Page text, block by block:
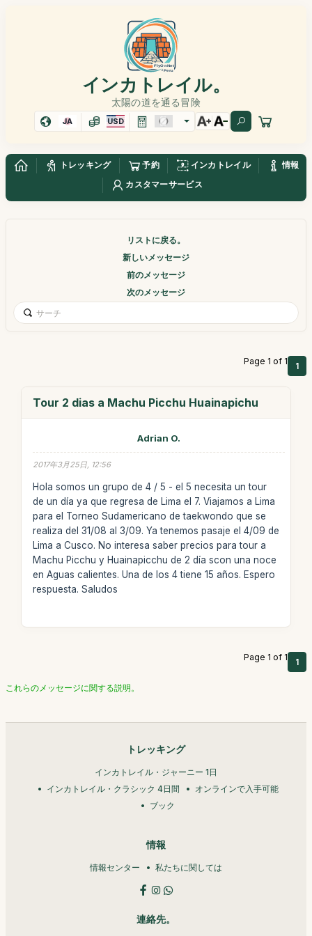
インカトレイル。
太陽の道を通る冒険
JA USD
トレッキング 予約 インカトレイル
情報
カスタマーサービス
リストに戻る。
新しいメッセージ
前のメッセージ
次のメッセージ
Page 1 of 1 1
Tour 2 dias a Machu Picchu Huainapichu
Adrian O.
2017年3月25日, 12:56
Hola somos un grupo de 4 / 5 - el 5 necesita un tour
de un día ya que regresa de Lima el 7. Viajamos a Lima
para el Torneo Sudamericano de taekwondo que se
realiza del 31/08 al 3/09. Ya tenemos pasaje el 4/09 de
Lima a Cusco. No interesa saber precios para tour a
Machu Picchu y Huainapicchu de 2 día scon una noce
en Aguas calientes. Una de los 4 tiene 15 años. Espero
respuesta. Saludos
Page 1 of 1 1
これらのメッセージに関する説明。
トレッキング
インカトレイル・ジャーニー 1日
インカトレイル・クラシック 4日間
オンラインで入手可能
ブック
情報
情報センター 私たちに関しては
連絡先。